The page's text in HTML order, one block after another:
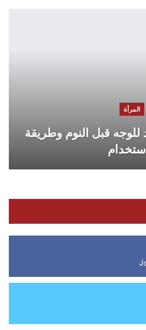
المرأة
للوجه قبل النوم وطريقة